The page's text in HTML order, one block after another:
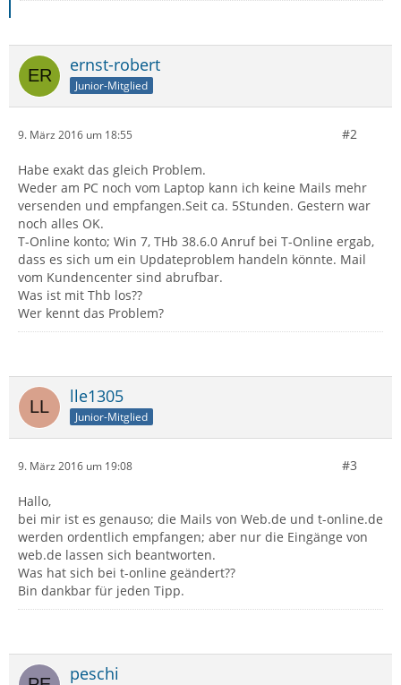
ernst-robert
Junior-Mitglied
9. März 2016 um 18:55 #2
Habe exakt das gleich Problem.
Weder am PC noch vom Laptop kann ich keine Mails mehr
versenden und empfangen.Seit ca. 5Stunden. Gestern war
noch alles OK.
T-Online konto; Win 7, THb 38.6.0 Anruf bei T-Online ergab,
dass es sich um ein Updateproblem handeln könnte. Mail
vom Kundencenter sind abrufbar.
Was ist mit Thb los??
Wer kennt das Problem?
lle1305
Junior-Mitglied
9. März 2016 um 19:08 #3
Hallo,
bei mir ist es genauso; die Mails von Web.de und t-online.de
werden ordentlich empfangen; aber nur die Eingänge von
web.de lassen sich beantworten.
Was hat sich bei t-online geändert??
Bin dankbar für jeden Tipp.
peschi